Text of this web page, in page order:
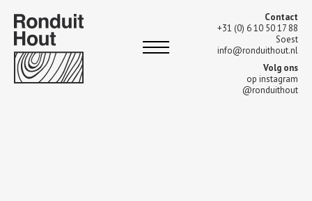
Contact
+31 (0) 6 10 50 17 88
Soest
info@ronduithout.nl
Volg ons
op instagram
@ronduithout